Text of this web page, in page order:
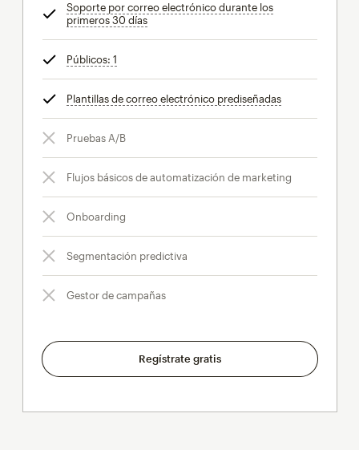
Soporte por correo electrónico durante los
primeros 30 díasinfo
Públicos: 1
Plantillas de correo electrónico prediseñadasinfo
Pruebas A/B
Flujos básicos de automatización de marketing
Onboarding
Segmentación predictiva
Gestor de campañas
Regístrate gratis